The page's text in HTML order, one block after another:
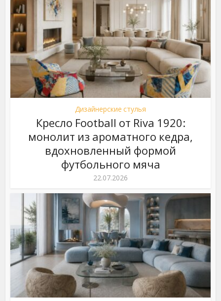
Дизайнерские стулья
Кресло Football от Riva 1920:
монолит из ароматного кедра,
вдохновленный формой
футбольного мяча
22.07.2026